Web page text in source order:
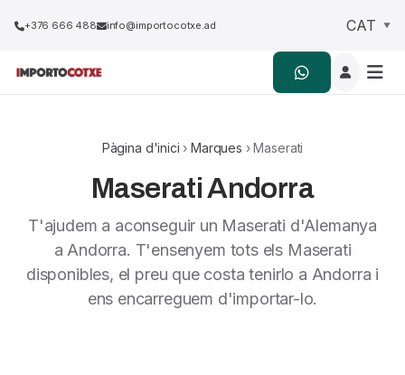
+376 666 488 info@importocotxe.ad
Pàgina d'inici ›Marques › Maserati
Maserati Andorra
T'ajudem a aconseguir un Maserati d'Alemanya
a Andorra. T'ensenyem tots els Maserati
disponibles, el preu que costa tenirlo a Andorra i
ens encarreguem d'importar-lo.